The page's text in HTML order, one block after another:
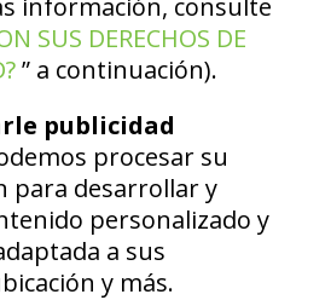
información, consulte
SUS DERECHOS DE
” a continuación).
publicidad
procesar su
para desarrollar y
personalizado y
a sus
y más.